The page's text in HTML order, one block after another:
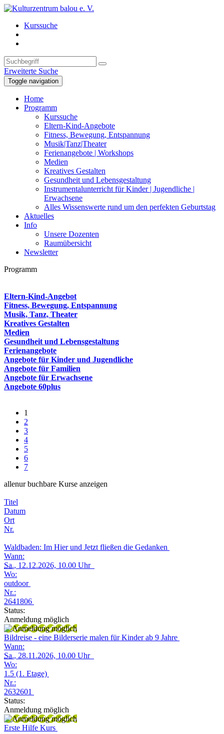
Kurssuche
Erweiterte Suche
Toggle navigation
Home
Programm
Kurssuche
Eltern-Kind-Angebote
Fitness, Bewegung, Entspannung
Musik|Tanz|Theater
Ferienangebote | Workshops
Medien
Kreatives Gestalten
Gesundheit und Lebensgestaltung
Instrumentalunterricht für Kinder | Jugendliche |
Erwachsene
Alles Wissenswerte rund um den perfekten Geburtstag
Aktuelles
Info
Unsere Dozenten
Raumübersicht
Newsletter
Programm
Eltern-Kind-Angebot
Fitness, Bewegung, Entspannung
Musik, Tanz, Theater
Kreatives Gestalten
Medien
Gesundheit und Lebensgestaltung
Ferienangebote
Angebote für Kinder und Jugendliche
Angebote für Familien
Angebote für Erwachsene
Angebote 60plus
1
2
3
4
5
6
7
allenur buchbare Kurse anzeigen
Titel
Datum
Ort
Nr.
Waldbaden: Im Hier und Jetzt fließen die Gedanken
Wann:
Sa., 12.12.2026, 10.00 Uhr
Wo:
outdoor
Nr.:
2641806
Status:
Anmeldung möglich
Bildreise - eine Bilderserie malen für Kinder ab 9 Jahre
Wann:
Sa., 28.11.2026, 10.00 Uhr
Wo:
1.5 (1. Etage)
Nr.:
2632601
Status:
Anmeldung möglich
Erste Hilfe Kurs